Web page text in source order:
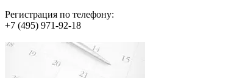
Регистрация по телефону:
+7 (495) 971-92-18